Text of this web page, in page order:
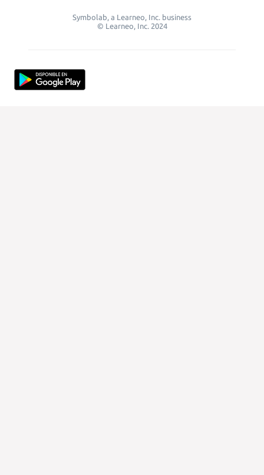
Symbolab, a Learneo, Inc. business
© Learneo, Inc. 2024